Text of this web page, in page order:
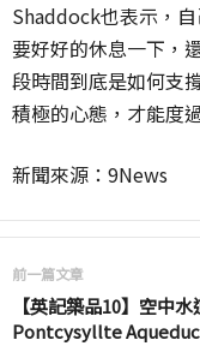
Shaddock也表示，
要好好的休息一下，
段時間到底是如何支
積極的心態，才能度
新聞來源：9News
前一篇文章
【英記築品10】空中水
Pontcysyllte